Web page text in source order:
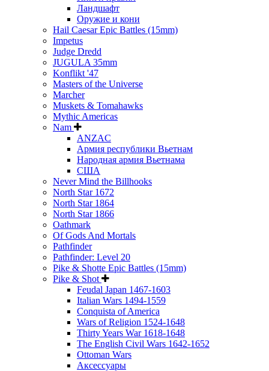
Ландшафт
Оружие и кони
Hail Caesar Epic Battles (15mm)
Impetus
Judge Dredd
JUGULA 35mm
Konflikt '47
Masters of the Universe
Marcher
Muskets & Tomahawks
Mythic Americas
Nam
ANZAC
Армия республики Вьетнам
Народная армия Вьетнама
США
Never Mind the Billhooks
North Star 1672
North Star 1864
North Star 1866
Oathmark
Of Gods And Mortals
Pathfinder
Pathfinder: Level 20
Pike & Shotte Epic Battles (15mm)
Pike & Shot
Feudal Japan 1467-1603
Italian Wars 1494-1559
Conquista of America
Wars of Religion 1524-1648
Thirty Years War 1618-1648
The English Civil Wars 1642-1652
Ottoman Wars
Аксессуары